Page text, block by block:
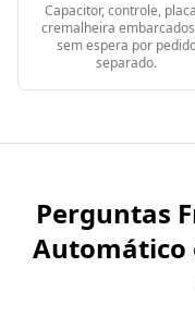
Capacitor, controle,
cremalheira
sem espera por
separado.
Perguntas
Automático